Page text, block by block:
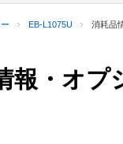
EB-L1075U 消耗品
・オプ